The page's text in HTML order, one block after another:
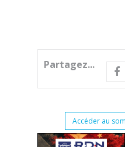
Partagez...
Accéder au